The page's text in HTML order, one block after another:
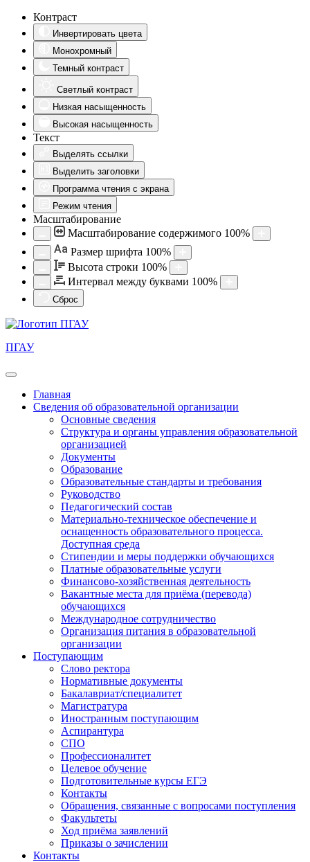
Контраст
Инвертировать цвета
Монохромный
Темный контраст
Светлый контраст
Низкая насыщенность
Высокая насыщенность
Текст
Выделять ссылки
Выделить заголовки
Программа чтения с экрана
Режим чтения
Масштабирование
Масштабирование содержимого 100%
Aa Размер шрифта 100%
Высота строки 100%
Интервал между буквами 100%
Сброс
ПГАУ
Главная
Сведения об образовательной организации
Основные сведения
Структура и органы управления образовательной
организацией
Документы
Образование
Образовательные стандарты и требования
Руководство
Педагогический состав
Материально-техническое обеспечение и
оснащенность образовательного процесса.
Доступная среда
Стипендии и меры поддержки обучающихся
Платные образовательные услуги
Финансово-хозяйственная деятельность
Вакантные места для приёма (перевода)
обучающихся
Международное сотрудничество
Организация питания в образовательной
организации
Поступающим
Слово ректора
Нормативные документы
Бакалавриат/специалитет
Магистратура
Иностранным поступающим
Аспирантура
СПО
Профессионалитет
Целевое обучение
Подготовительные курсы ЕГЭ
Контакты
Обращения, связанные с вопросами поступления
Факультеты
Ход приёма заявлений
Приказы о зачислении
Контакты